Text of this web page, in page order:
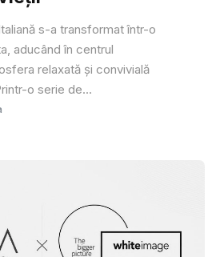
s-a transformat într-o
aducând în centrul
relaxată și convivială
o serie de...